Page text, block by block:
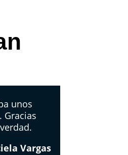
unos
Gracias
Vargas